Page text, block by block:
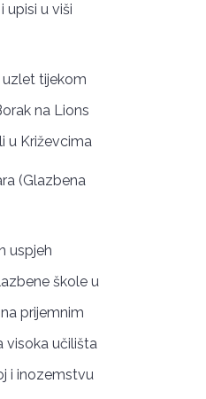
upisi u viši
uzlet tijekom
na Lions
u Križevcima
(Glazbena
uspjeh
škole u
prijemnim
visoka učilišta
i inozemstvu